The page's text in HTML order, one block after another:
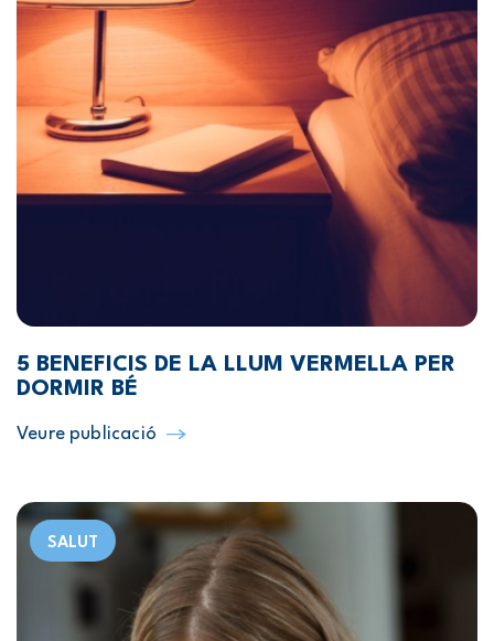
5 BENEFICIS DE LA LLUM VERMELLA PER
DORMIR BÉ
Veure publicació
SALUT